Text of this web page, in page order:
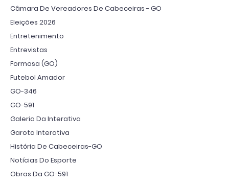
Câmara De Vereadores De Cabeceiras - GO
Eleições 2026
Entretenimento
Entrevistas
Formosa (GO)
Futebol Amador
GO-346
GO-591
Galeria Da Interativa
Garota Interativa
História De Cabeceiras-GO
Notícias Do Esporte
Obras Da GO-591